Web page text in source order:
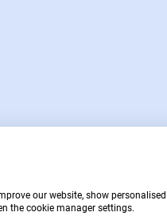
AN : 112
our website, show
the cookie manager settings.